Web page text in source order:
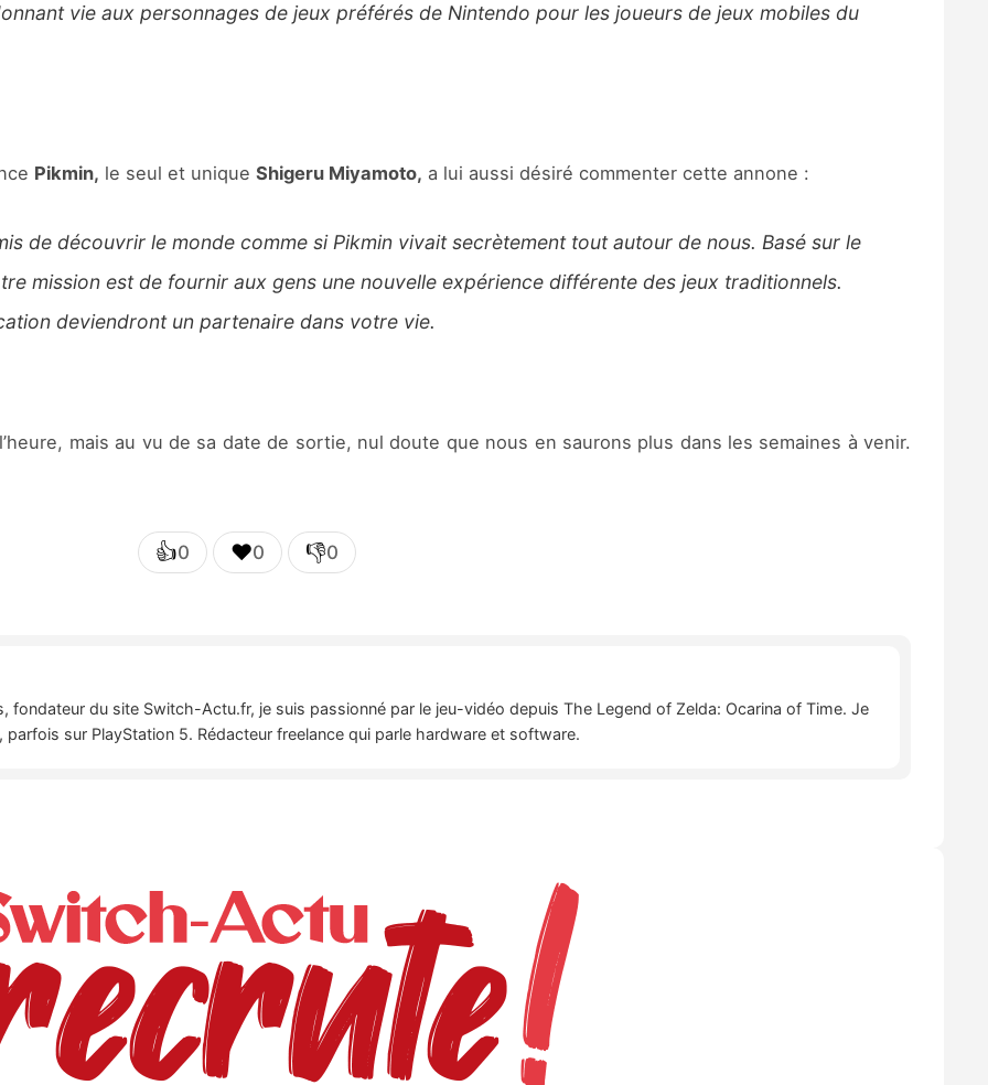
vie aux personnages de jeux préférés de Nintendo pour les joueurs de jeux mobiles du
Pikmin, le seul et unique Shigeru Miyamoto, a lui aussi désiré commenter cette annone :
de découvrir le monde comme si Pikmin vivait secrètement tout autour de nous. Basé sur le
mission est de fournir aux gens une nouvelle expérience différente des jeux traditionnels.
deviendront un partenaire dans votre vie.
mais au vu de sa date de sortie, nul doute que nous en saurons plus dans les semaines à venir.
👍0 ❤️0 👎0
fondateur du site Switch-Actu.fr, je suis passionné par le jeu-vidéo depuis The Legend of Zelda: Ocarina of Time. Je
sur PlayStation 5. Rédacteur freelance qui parle hardware et software.